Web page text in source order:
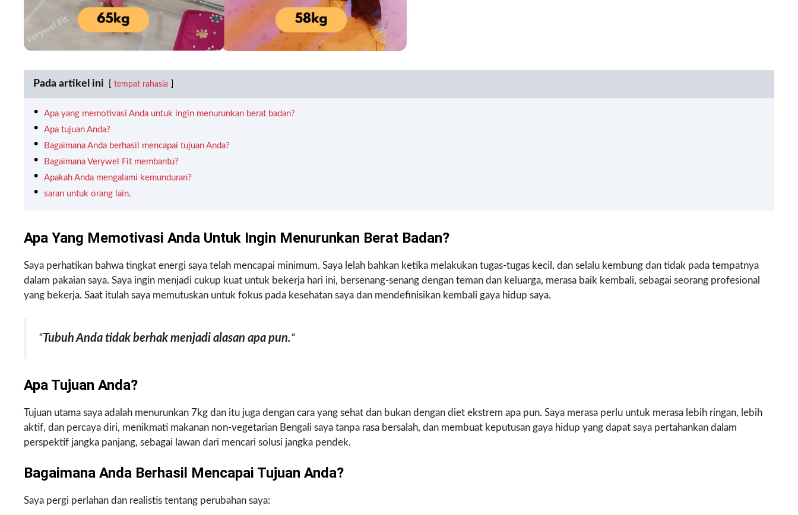
Pada artikel ini tempat rahasia
Apa yang memotivasi Anda untuk ingin menurunkan berat badan?
Apa tujuan Anda?
Bagaimana Anda berhasil mencapai tujuan Anda?
Bagaimana Verywel Fit membantu?
Apakah Anda mengalami kemunduran?
saran untuk orang lain.
Apa Yang Memotivasi Anda Untuk Ingin Menurunkan Berat Badan?
Saya perhatikan bahwa tingkat energi saya telah mencapai minimum. Saya lelah bahkan ketika melakukan tugas-tugas kecil, dan selalu kembung dan tidak pada tempatnya
dalam pakaian saya. Saya ingin menjadi cukup kuat untuk bekerja hari ini, bersenang-senang dengan teman dan keluarga, merasa baik kembali, sebagai seorang profesional
yang bekerja. Saat itulah saya memutuskan untuk fokus pada kesehatan saya dan mendefinisikan kembali gaya hidup saya.
“Tubuh Anda tidak berhak menjadi alasan apa pun.“
Apa Tujuan Anda?
Tujuan utama saya adalah menurunkan 7kg dan itu juga dengan cara yang sehat dan bukan dengan diet ekstrem apa pun. Saya merasa perlu untuk merasa lebih ringan, lebih
aktif, dan percaya diri, menikmati makanan non-vegetarian Bengali saya tanpa rasa bersalah, dan membuat keputusan gaya hidup yang dapat saya pertahankan dalam
perspektif jangka panjang, sebagai lawan dari mencari solusi jangka pendek.
Bagaimana Anda Berhasil Mencapai Tujuan Anda?
Saya pergi perlahan dan realistis tentang perubahan saya: